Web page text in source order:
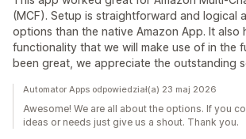
(MCF). Setup is straightforward and logical
options than the native Amazon App. It also
functionality that we will make use of in the
been great, we appreciate the outstanding
Automator Apps odpowiedział(a) 23 maj 2026
Awesome! We are all about the options. If you
ideas or needs just give us a shout. Thank you.